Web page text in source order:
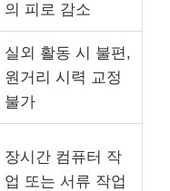
의 피로 감소
실외 활동 시 불편,
원거리 시력 교정
불가
장시간 컴퓨터 작
업 또는 서류 작업